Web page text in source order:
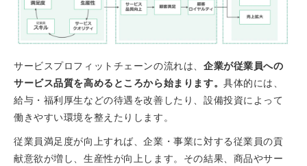
サービスプロフィットチェーンの流れは、 企業が従業員への
サービス品質を高めるところから始まります。具体的には、
給与・福利厚生などの待遇を改善したり、設備投資によって
働きやすい環境を整えたりします。
従業員満足度が向上すれば、企業・事業に対する従業員の貢
献意欲が増し、生産性が向上します。その結果、商品やサー